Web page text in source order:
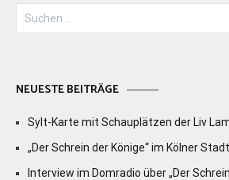
Suchen
nach:
NEUESTE BEITRÄGE
Sylt-Karte mit Schauplätzen der Liv
„Der Schrein der Könige“ im Kölner
Interview im Domradio über „Der